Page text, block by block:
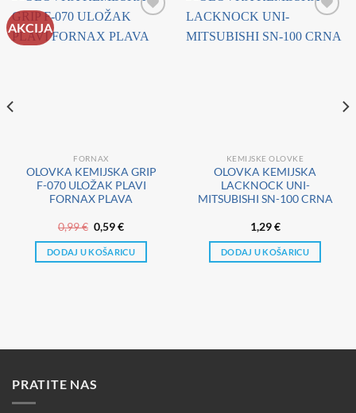
AKCIJA
FORNAX
OLOVKA KEMIJSKA GRIP
F-070 ULOŽAK PLAVI
FORNAX PLAVA
0,99€ Izvorna
cijena
bila
je:
0,59€Trenutna
je:
0,59 €.
DODAJ U KOŠARICU
KEMIJSKE OLOVKE
OLOVKA KEMIJSKA
LACKNOCK UNI-
MITSUBISHI SN-100 CRNA
1,29€
DODAJ U KOŠARICU
PRATITE NAS